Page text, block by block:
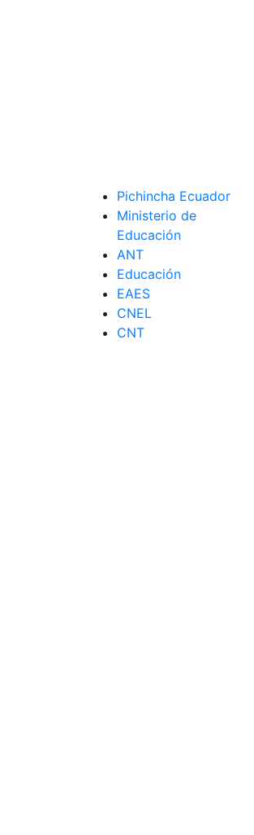
Pandora Papers,Presidentes
Pichincha Ecuador
Ministerio de
Educación
ANT
Educación
EAES
CNEL
CNT